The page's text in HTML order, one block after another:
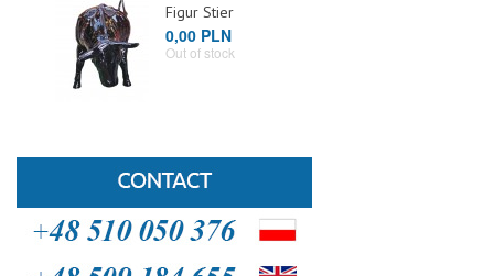
Figur Stier
0,00 PLN
Out of stock